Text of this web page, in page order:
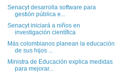
Senacyt desarrolla software para
gestión pública e...
Senacyt iniciará a niños en
investigación científica
Más colombianos planean la educación
de sus hijos ...
Ministra de Educación explica medidas
para mejorar...